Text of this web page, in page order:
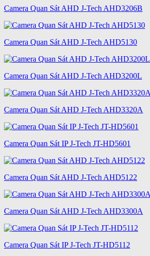
Camera Quan Sát AHD J-Tech AHD3206B
Camera Quan Sát AHD J-Tech AHD5130
Camera Quan Sát AHD J-Tech AHD3200L
Camera Quan Sát AHD J-Tech AHD3320A
Camera Quan Sát IP J-Tech JT-HD5601
Camera Quan Sát AHD J-Tech AHD5122
Camera Quan Sát AHD J-Tech AHD3300A
Camera Quan Sát IP J-Tech JT-HD5112